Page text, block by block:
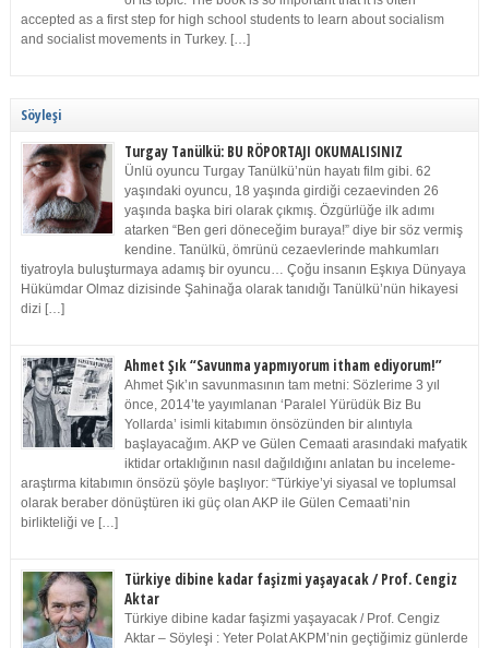
accepted as a first step for high school students to learn about socialism
and socialist movements in Turkey. […]
Söyleşi
Turgay Tanülkü: BU RÖPORTAJI OKUMALISINIZ
Ünlü oyuncu Turgay Tanülkü’nün hayatı film gibi. 62
yaşındaki oyuncu, 18 yaşında girdiği cezaevinden 26
yaşında başka biri olarak çıkmış. Özgürlüğe ilk adımı
atarken “Ben geri döneceğim buraya!” diye bir söz vermiş
kendine. Tanülkü, ömrünü cezaevlerinde mahkumları
tiyatroyla buluşturmaya adamış bir oyuncu… Çoğu insanın Eşkıya Dünyaya
Hükümdar Olmaz dizisinde Şahinağa olarak tanıdığı Tanülkü’nün hikayesi
dizi […]
Ahmet Şık “Savunma yapmıyorum itham ediyorum!”
Ahmet Şık’ın savunmasının tam metni: Sözlerime 3 yıl
önce, 2014’te yayımlanan ‘Paralel Yürüdük Biz Bu
Yollarda’ isimli kitabımın önsözünden bir alıntıyla
başlayacağım. AKP ve Gülen Cemaati arasındaki mafyatik
iktidar ortaklığının nasıl dağıldığını anlatan bu inceleme-
araştırma kitabımın önsözü şöyle başlıyor: “Türkiye’yi siyasal ve toplumsal
olarak beraber dönüştüren iki güç olan AKP ile Gülen Cemaati’nin
birlikteliği ve […]
Türkiye dibine kadar faşizmi yaşayacak / Prof. Cengiz
Aktar
Türkiye dibine kadar faşizmi yaşayacak / Prof. Cengiz
Aktar – Söyleşi : Yeter Polat AKPM’nin geçtiğimiz günlerde